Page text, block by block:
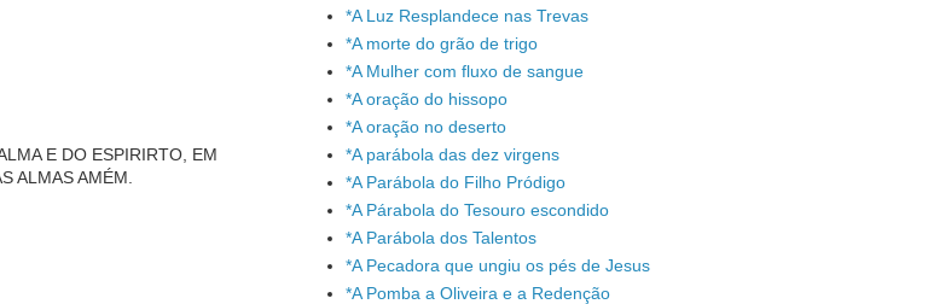
E DO ESPIRIRTO, EM
ALMAS AMÉM.
*A Luz Resplandece nas Trevas
*A morte do grão de trigo
*A Mulher com fluxo de sangue
*A oração do hissopo
*A oração no deserto
*A parábola das dez virgens
*A Parábola do Filho Pródigo
*A Párabola do Tesouro escondido
*A Parábola dos Talentos
*A Pecadora que ungiu os pés de Jesus
*A Pomba a Oliveira e a Redenção